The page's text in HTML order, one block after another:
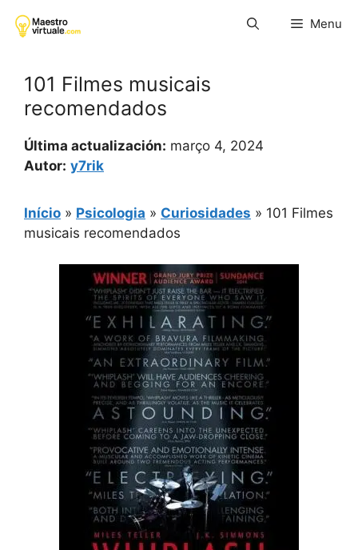
para
Menu
101 Filmes musicais
recomendados
Última actualización: março 4, 2024
Autor: y7rik
Início » Psicologia » Curiosidades » 101 Filmes
musicais recomendados